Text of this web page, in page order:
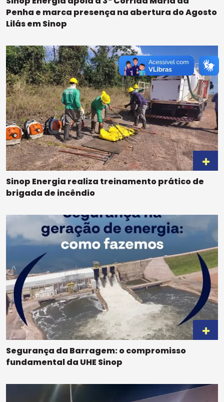
Penha e marca presença na abertura do Agosto
Lilás em Sinop
Sinop Energia realiza treinamento prático de
brigada de incêndio
Segurança da Barragem: o compromisso
fundamental da UHE Sinop